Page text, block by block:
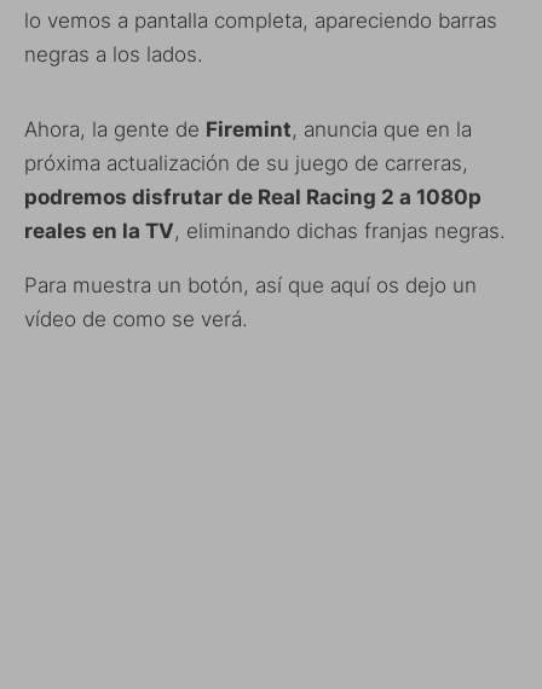
lo vemos a pantalla completa, apareciendo barras
negras a los lados.
Ahora, la gente de Firemint, anuncia que en la
próxima actualización de su juego de carreras,
podremos disfrutar de Real Racing 2 a 1080p
reales en la TV, eliminando dichas franjas negras.
Para muestra un botón, así que aquí os dejo un
vídeo de como se verá.